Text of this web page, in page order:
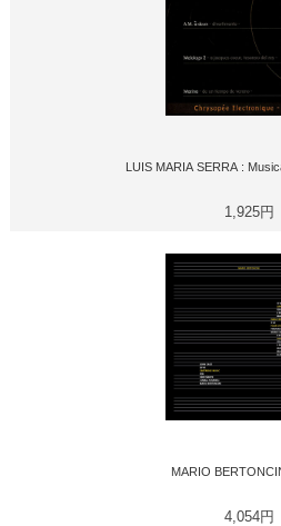
LUIS MARIA SERRA :
1,925円
MARIO
4,054円